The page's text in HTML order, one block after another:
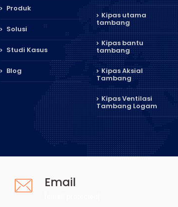
Produk
Solusi
Studi Kasus
Blog
Kipas utama
tambang
Kipas bantu
tambang
Kipas Aksial
Tambang
Kipas Ventilasi
Tambang Logam
Email